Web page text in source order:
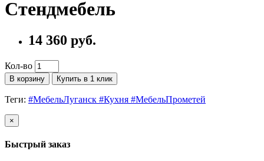
Стендмебель
14 360 руб.
Кол-во
В корзину Купить в 1 клик
Теги: #МебельЛуганск #Кухня #МебельПрометей
×
Быстрый заказ